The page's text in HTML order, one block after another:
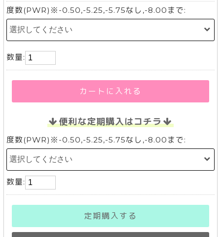
度数(PWR)※-0.50,-5.25,-5.75なし,-8.00まで:
数量:
カートに入れる
便利な定期購入はコチラ
度数(PWR)※-0.50,-5.25,-5.75なし,-8.00まで:
数量:
定期購入する